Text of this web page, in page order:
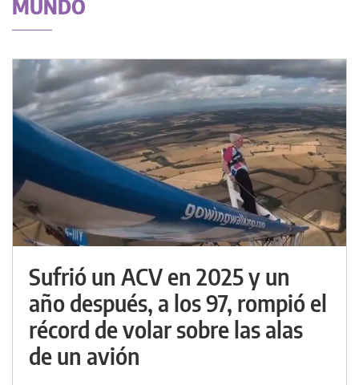
MUNDO
Sufrió un ACV en 2025 y un
año después, a los 97, rompió el
récord de volar sobre las alas
de un avión